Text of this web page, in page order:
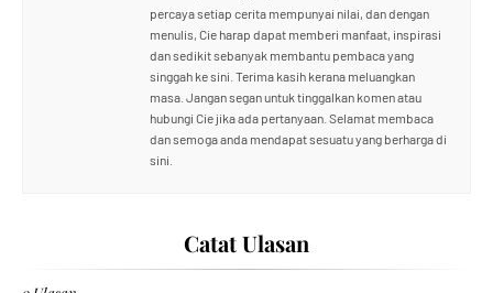
percaya setiap cerita mempunyai nilai, dan dengan
menulis, Cie harap dapat memberi manfaat, inspirasi
dan sedikit sebanyak membantu pembaca yang
singgah ke sini. Terima kasih kerana meluangkan
masa. Jangan segan untuk tinggalkan komen atau
hubungi Cie jika ada pertanyaan. Selamat membaca
dan semoga anda mendapat sesuatu yang berharga di
sini.
Catat Ulasan